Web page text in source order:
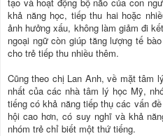
khả năng học, tiếp thu hai hoặc
ảnh hưởng xấu, không làm giảm đi
ngoại ngữ còn giúp tăng lượng tế
cho trẻ tiếp thu nhiều thêm.
Cũng theo chị Lan Anh, về mặt tâm
nhất của các nhà tâm lý học Mỹ,
tiếng có khả năng tiếp thụ các vấn
hội cao hơn, có suy nghĩ và khả
nhóm trẻ chỉ biết một thứ tiếng.